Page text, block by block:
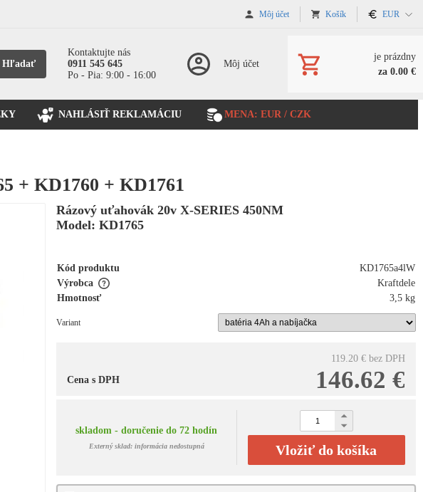
Môj účet Košík EUR
Hľadať
Kontaktujte nás
0911 545 645
Po - Pia: 9:00 - 16:00
Môj účet
je prázdny
za 0.00 €
NAHLÁSIŤ REKLAMÁCIU MENA: EUR / CZK
+ KD1760 + KD1761
Rázový uťahovák 20v X-SERIES 450NM
Model: KD1765
Kód produktu
KD1765a4lW
Výrobca
Kraftdele
Hmotnosť
3,5 kg
Variant
119.20 € bez DPH
146.62 €
Cena s DPH
skladom - doručenie do 72 hodín
Externý sklad: informácia nedostupná Vložiť do košíka